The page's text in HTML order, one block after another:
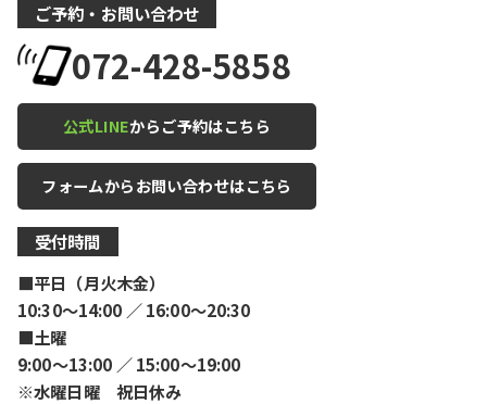
ご予約・お問い合わせ
072-428-5858
公式LINEからご予約はこちら
フォームからお問い合わせはこちら
受付時間
■平日（月火木金）
10:30〜14:00 ／ 16:00〜20:30
■土曜
9:00〜13:00 ／ 15:00〜19:00
※水曜日曜 祝日休み